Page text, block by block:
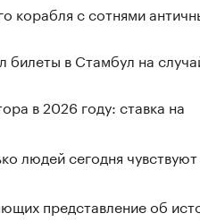
корабля с сотнями
билеты в Стамбул на
в 2026 году: ставка на
людей сегодня
представление об